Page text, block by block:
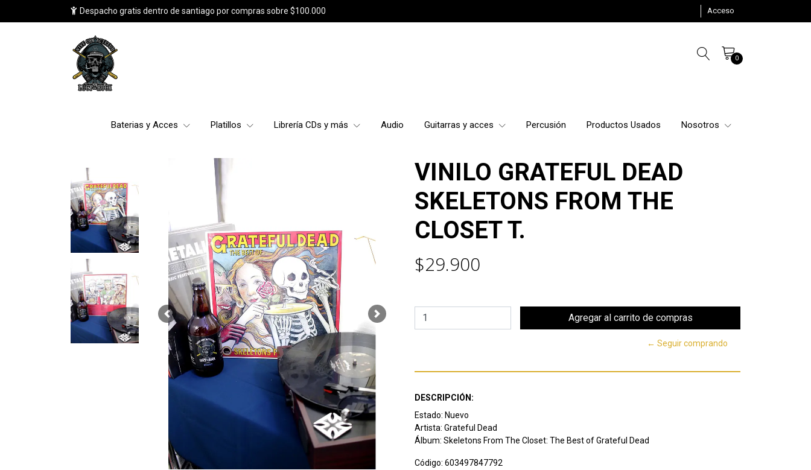
Despacho gratis dentro de santiago por compras sobre $100.000 Acceso
0
Baterias y Acces Platillos Librería CDs y más Audio Guitarras y acces Percusión Productos Usados Nosotros
Previous Next
VINILO GRATEFUL DEAD
SKELETONS FROM THE
CLOSET T.
$29.900
← Seguir comprando
DESCRIPCIÓN:
Estado: Nuevo
Artista: Grateful Dead
Álbum: Skeletons From The Closet: The Best of Grateful Dead
Código: 603497847792